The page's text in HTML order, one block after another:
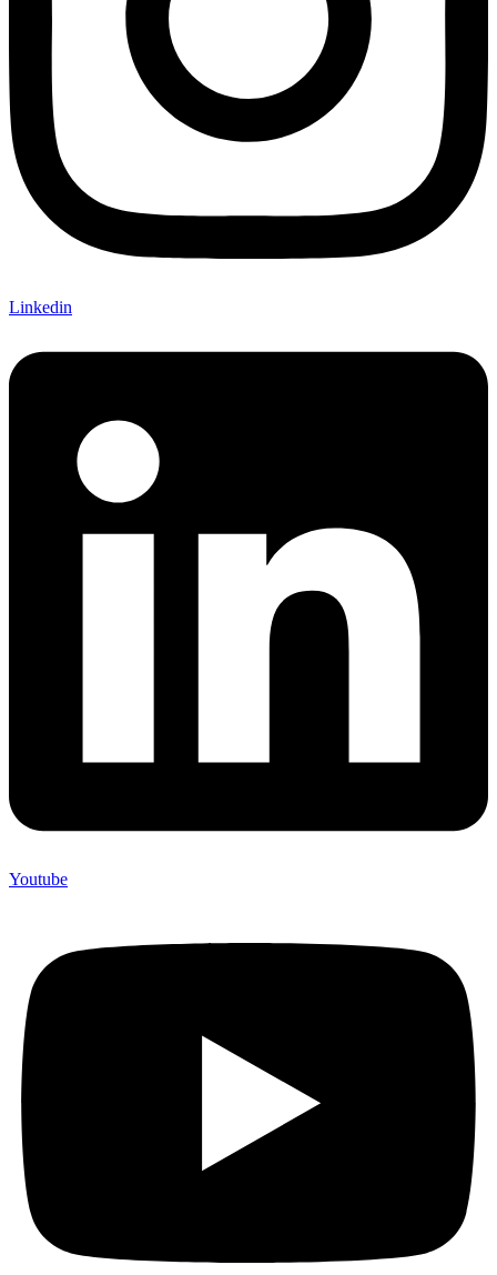
Linkedin
Youtube